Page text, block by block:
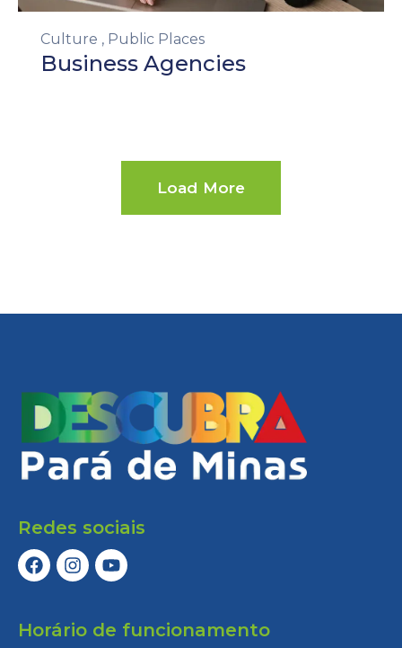
Culture , Public Places
Business Agencies
Load More
Redes sociais
Horário de funcionamento